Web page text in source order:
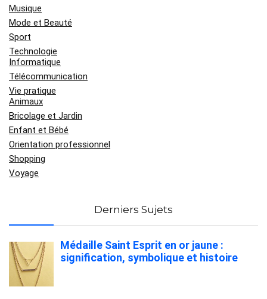
Musique
Mode et Beauté
Sport
Technologie
Informatique
Télécommunication
Vie pratique
Animaux
Bricolage et Jardin
Enfant et Bébé
Orientation professionnel
Shopping
Voyage
Derniers Sujets
Médaille Saint Esprit en or jaune :
signification, symbolique et histoire